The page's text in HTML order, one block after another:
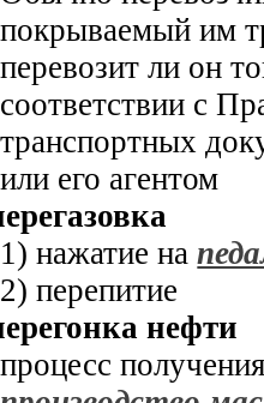
покрываемый им
перевозит ли он
соответствии с
транспортных
или его агентом
1) нажатие на
2) перепитие
нефти
процесс